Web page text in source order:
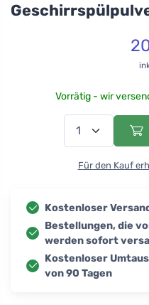
Vorrätig - wir
Für den Kauf
Kostenloser
Bestellungen, die
werden sofort
Kostenloser
von 90 Tagen